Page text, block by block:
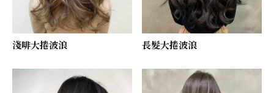
淺啡大捲波浪 長髮大捲波浪